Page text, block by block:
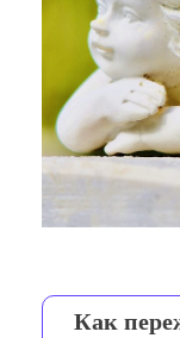
Сеанси
Астрологія
Карма терапія
Очищення житла
Кодекс
Ангельське
Ступені
Навчання
КОРИСНЕ
Сакральні тури
Відео лекції
Карти Духів
КОНТАКТИ
Как